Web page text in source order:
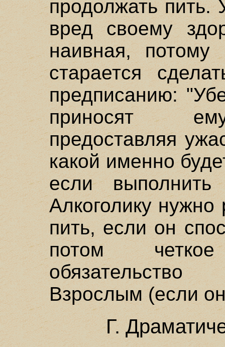
продолжать пить.
вред своему
наивная,
старается
предписанию:
приносят
предоставляя
какой именно
если выполнить
Алкоголику нужно
пить, если он
потом
Взрослым (если
Г.